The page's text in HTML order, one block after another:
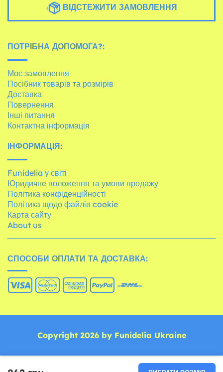
ВІДСТЕЖИТИ ЗАМОВЛЕННЯ
ПОТРІБНА ДОПОМОГА?:
Моє замовлення
Посібник товарів та розмірів
Доставка
Повернення
Інші питання
Контактна інформація
ІНФОРМАЦІЯ:
Funidelia у світі
Юридичне положення та умови продажу
Політика конфіденційності
Політика щодо файлів cookie
Карта сайту
About us
СПОСОБИ ОПЛАТИ ТА ДОСТАВКА:
Copyright 2026 by Funidelia Ukraine